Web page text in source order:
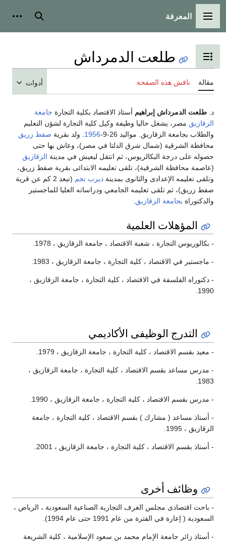
القائمة الرئيسية
المعرفة بحث
تبديل عرض جدول المحتويات
طلعت الدمرداش
مقالة ناقش هذه الصفحة أدوات
د. طلعت الدمرداش إبراهيم أستاذ الاقتصاد بكلية التجارة جامعة
الزقازيق مصر، يشغل حاليا وظيفة وكيل كلية التجارة لشؤن التعليم
والطلاب بجامعة الزقازيق. مواليد 26-9-
1956 . ولد بقرية صفط زريق
محافظة الشرقية (شمال شرق الدلتا في مصر)، وعاش بها حتى
حصوله على درجة البكالريوس، ثم انتقل ليعيش في مدينة الزقازيق
(عاصمة محافظة الشرقية)، تلقى تعليمه الابتدائى بقرية صفط زريق،
وتلقى تعليمه الإعدادى والثانوى بمدينة ديرب نجم
(تبعد 2 كم عن قرية
صفط زريق)، ثم تلقى تعليمه الجامعي ودراساته العليا للماجستير
والدكتوراة بجامعة الزقازيق
المؤهلات العلمية
- بكالوريوس التجارة ، شعبة الاقتصاد ، جامعة الزقازيق ، 1978.
- ماجستير في الاقتصاد ، كلية التجارة ، جامعة الزقازيق ، 1983.
- دكتوراه الفلسفة في الاقتصاد ، كلية التجارة ، جامعة الزقازيق ،
1990.
التدرج الوظيفى الأكاديمي
- معيد بقسم الاقتصاد ، كلية التجارة ، جامعة الزقازيق ، 1979.
- مدرس مساعد بقسم الاقتصاد ، كلية التجارة ، جامعة الزقازيق ،
1983.
- مدرس بقسم الاقتصاد ، كلية التجارة ، جامعة الزقازيق ، 1990.
- أستاذ مساعد ( مشارك ) بقسم الاقتصاد ، كلية التجارة ، جامعة
الزقازيق ، 1995.
- أستاذ بقسم الاقتصاد ، كلية التجارة ، جامعة الزقازيق ، 2001.
وظائف أخرى
- باحث اقتصادى مجلس الغرف التجارية الصناعية السعودية ، الرياض ،
السعودية ( إعارة في الفترة من عام 1991 حتى عام 1994).
- أستاذ زائر جامعة الإمام محمد بن سعود الإسلامية ، كلية الشريعة